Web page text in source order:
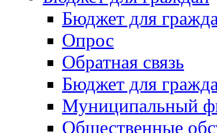
Бюджет для
Опрос
Обратная связь
Бюджет для
Муниципальный
Общественные